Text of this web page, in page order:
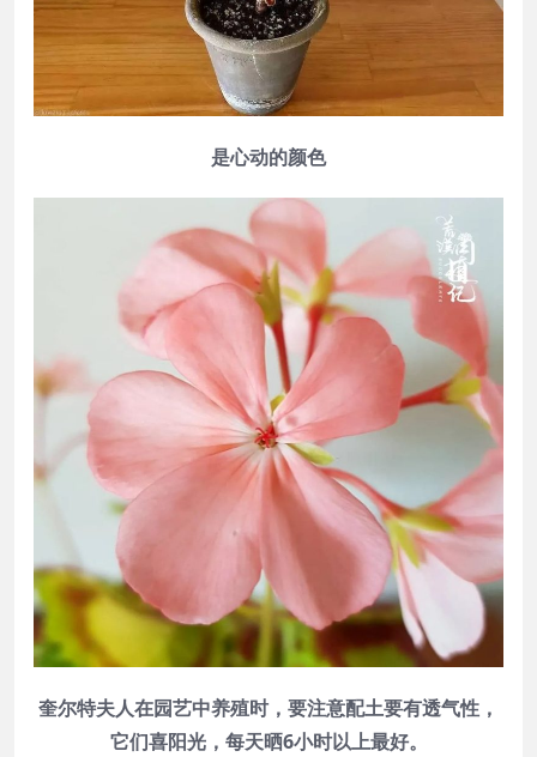
是心动的颜色
奎尔特夫人在园艺中养殖时，要注意配土要有透气性，
它们喜阳光，每天晒6小时以上最好。